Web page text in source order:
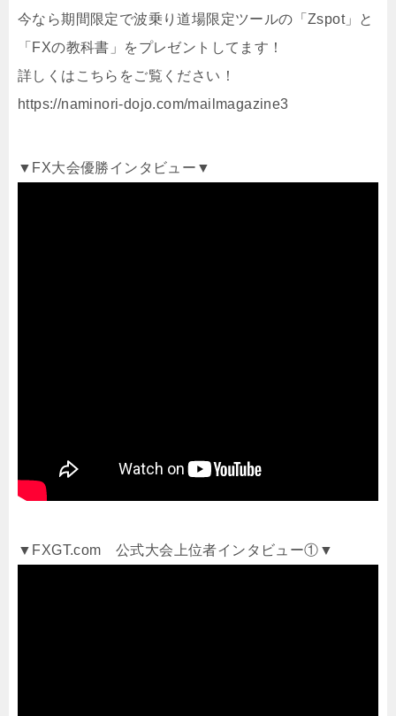
今なら期間限定で波乗り道場限定ツールの「Zspot」と
「FXの教科書」をプレゼントしてます！
詳しくはこちらをご覧ください！
https://naminori-dojo.com/mailmagazine3
▼FX大会優勝インタビュー▼
▼FXGT.com 公式大会上位者インタビュー①▼